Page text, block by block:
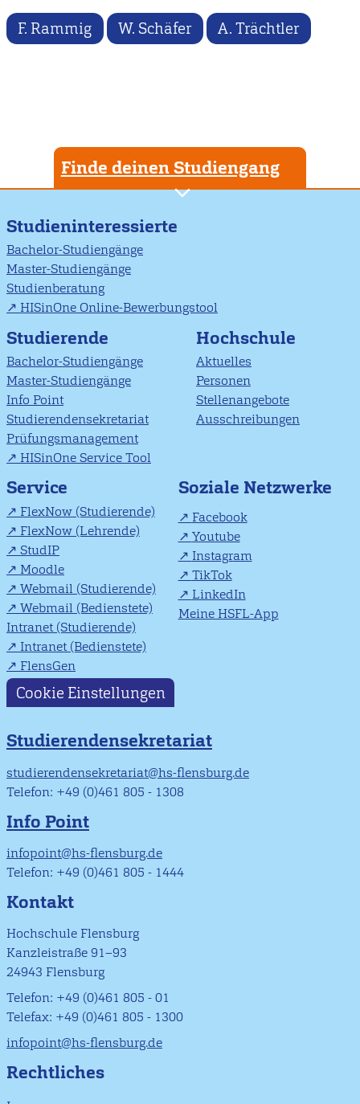
F. Rammig W. Schäfer A. Trächtler
Finde deinen Studiengang
Studieninteressierte
Bachelor-Studiengänge
Master-Studiengänge
Studienberatung
HISinOne Online-Bewerbungstool
Studierende
Bachelor-Studiengänge
Master-Studiengänge
Info Point
Studierendensekretariat
Prüfungsmanagement
HISinOne Service Tool
Hochschule
Aktuelles
Personen
Stellenangebote
Ausschreibungen
Service
FlexNow (Studierende)
FlexNow (Lehrende)
StudIP
Moodle
Webmail (Studierende)
Webmail (Bedienstete)
Intranet (Studierende)
Intranet (Bedienstete)
FlensGen
Soziale Netzwerke
Facebook
Youtube
Instagram
TikTok
LinkedIn
Meine HSFL-App
Cookie Einstellungen
Studierendensekretariat
studierendensekretariat@hs-flensburg.de
Telefon: +49 (0)461 805 - 1308
Info Point
infopoint@hs-flensburg.de
Telefon: +49 (0)461 805 - 1444
Kontakt
Hochschule Flensburg
Kanzleistraße 91–93
24943 Flensburg
Telefon: +49 (0)461 805 - 01
Telefax: +49 (0)461 805 - 1300
infopoint@hs-flensburg.de
Rechtliches